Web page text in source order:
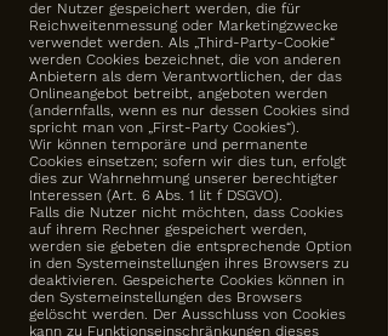
der Nutzer gespeichert werden, die für
Reichweitenmessung oder Marketingzwecke
verwendet werden. Als „Third-Party-Cookie“
werden Cookies bezeichnet, die von anderen
Anbietern als dem Verantwortlichen, der das
Onlineangebot betreibt, angeboten werden
(andernfalls, wenn es nur dessen Cookies sind
spricht man von „First-Party Cookies“).
Wir können temporäre und permanente
Cookies einsetzen; sofern wir dies tun, erfolgt
dies zur Wahrnehmung unserer berechtigter
Interessen (Art. 6 Abs. 1 lit f DSGVO).
Falls die Nutzer nicht möchten, dass Cookies
auf ihrem Rechner gespeichert werden,
werden sie gebeten die entsprechende Option
in den Systemeinstellungen ihres Browsers zu
deaktivieren. Gespeicherte Cookies können in
den Systemeinstellungen des Browsers
gelöscht werden. Der Ausschluss von Cookies
kann zu Funktionseinschränkungen dieses